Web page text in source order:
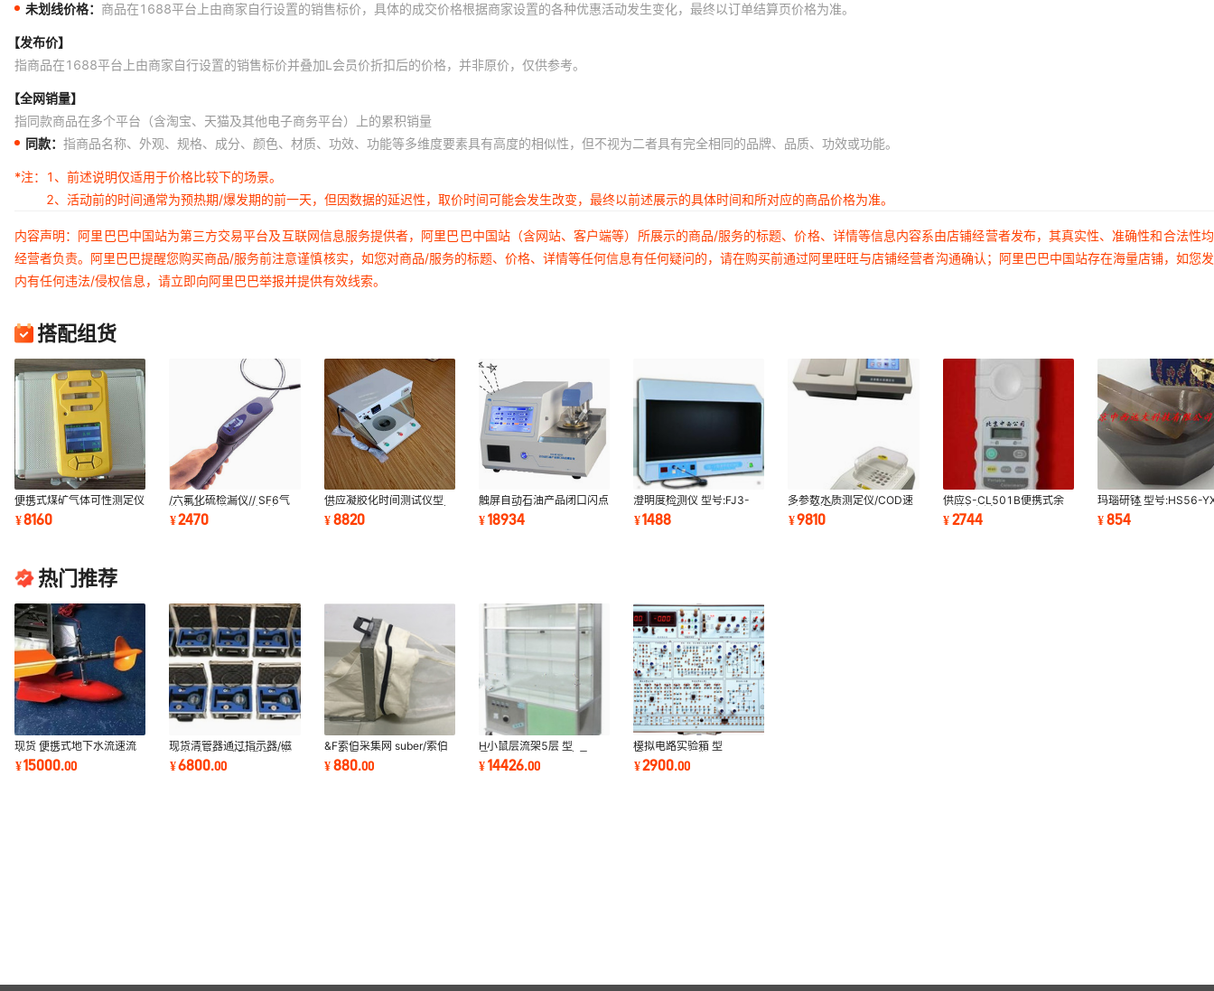
未划线价格： 商品在1688平台上由商家自行设置的销售标价，具体的成交价格根据商家设置的各种优惠活动发生变化，最终以订单结算页价格为准。
【发布价】
指商品在1688平台上由商家自行设置的销售标价并叠加L会员价折扣后的价格，并非原价，仅供参考。
【全网销量】
指同款商品在多个平台（含淘宝、天猫及其他电子商务平台）上的累积销量
同款： 指商品名称、外观、规格、成分、颜色、材质、功效、功能等多维度要素具有高度的相似性，但不视为二者具有完全相同的品牌、品质、功效或功能。
*注：
1、前述说明仅适用于价格比较下的场景。
2、活动前的时间通常为预热期/爆发期的前一天，但因数据的延迟性，取价时间可能会发生改变，最终以前述展示的具体时间和所对应的商品价格为准。
内容声明：阿里巴巴中国站为第三方交易平台及互联网信息服务提供者，阿里巴巴中国站（含网站、客户端等）所展示的商品/服务的标题、价格、详情等信息内容系由店铺经营者发布，其真实性、准确性和合法性
经营者负责。阿里巴巴提醒您购买商品/服务前注意谨慎核实，如您对商品/服务的标题、价格、详情等任何信息有任何疑问的，请在购买前通过阿里旺旺与店铺经营者沟通确认；阿里巴巴中国站存在海量店铺，如您
内有任何违法/侵权信息，请立即向阿里巴巴举报并提供有效线索。
搭配组货
便携式煤矿气体可性测定仪
型号:CN61M-BMK-III(A)
库号M401322
¥8160
/六氟化硫检漏仪// SF6气
体检漏仪（经济性）德国
MTR8-TEK-MATE
¥2470
供应凝胶化时间测试仪型
号:M175389/GT-250 库
号：M175389
¥8820
触屏自动石油产品闭口闪点
测定仪型号HC999-
HCR1011A库号：
¥18934
澄明度检测仪 型号:FJ3-
YB-2库号：M129452
¥1488
多参数水质测定仪/COD速
测仪 型号:HS03-MULP-
8C库号：M277705
¥9810
供应S-CL501B便携式余
氯总氯测定仪 M180049
¥2744
玛瑙研钵 型号:HS56-
A01 库号：M238026
¥854
热门推荐
现货 便携式地下水流速流
向仪 型号：DXS-1
¥15000.00
现货清管器通过指示器/磁
感应/非插入式防爆通球指
示器 型号:HFD
¥6800.00
&F索伯采集网 suber/索伯
网 型号:KH055-suber 库
号：M20810
¥880.00
H小鼠层流架5层 型
号:TK822-CLJ-5库号：
M61623
¥14426.00
模拟电路实验箱 型
号:VV511 现货
¥2900.00